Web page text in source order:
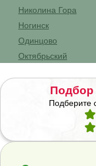
Николина Гора
Ногинск
Одинцово
Октябрьский
Павловский Посад
Подольск
Пущино
Подбор
Подберите